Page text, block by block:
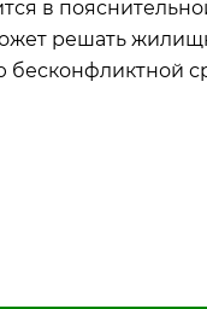
в
решать
бесконфликтной